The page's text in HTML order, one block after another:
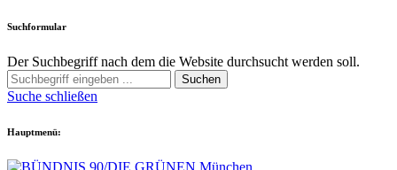
Suchformular
Der Suchbegriff nach dem die Website durchsucht werden soll.
Suchen
Suche schließen
Hauptmenü: